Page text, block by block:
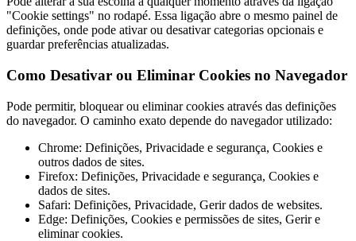
"Cookie settings" no rodapé. Essa ligação abre o mesmo painel de
definições, onde pode ativar ou desativar categorias opcionais e
guardar preferências atualizadas.
Como Desativar ou Eliminar Cookies no Navegador
Pode permitir, bloquear ou eliminar cookies através das definições
do navegador. O caminho exato depende do navegador utilizado:
Chrome: Definições, Privacidade e segurança, Cookies e
outros dados de sites.
Firefox: Definições, Privacidade e segurança, Cookies e
dados de sites.
Safari: Definições, Privacidade, Gerir dados de websites.
Edge: Definições, Cookies e permissões de sites, Gerir e
eliminar cookies.